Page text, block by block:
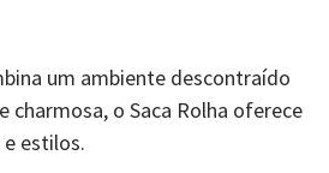
um ambiente descontraído
charmosa, o Saca Rolha oferece
estilos.